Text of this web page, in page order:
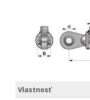
Vlastnosť